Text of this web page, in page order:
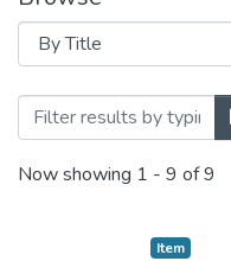
Browsing
Now showing 1 - 9 of 9
Item